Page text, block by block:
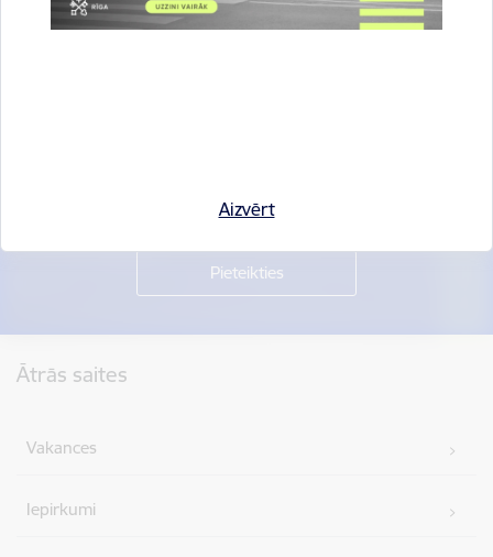
Aizvērt
Ātrās saites
Vakances
Iepirkumi